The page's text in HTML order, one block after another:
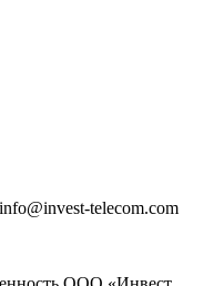
telecom.com